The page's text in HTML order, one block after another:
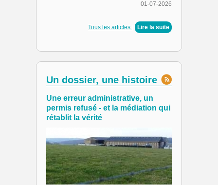
01-07-2026
Tous les articles Lire la suite
Un dossier, une histoire
Une erreur administrative, un
permis refusé - et la médiation qui
rétablit la vérité